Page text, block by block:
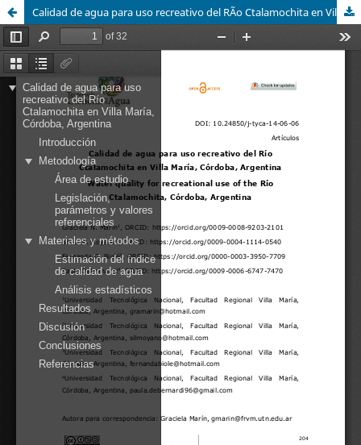
Calidad de agua para uso recreativo del RÃ­o Ctalamochita en Villa María, Córdoba, Argentina